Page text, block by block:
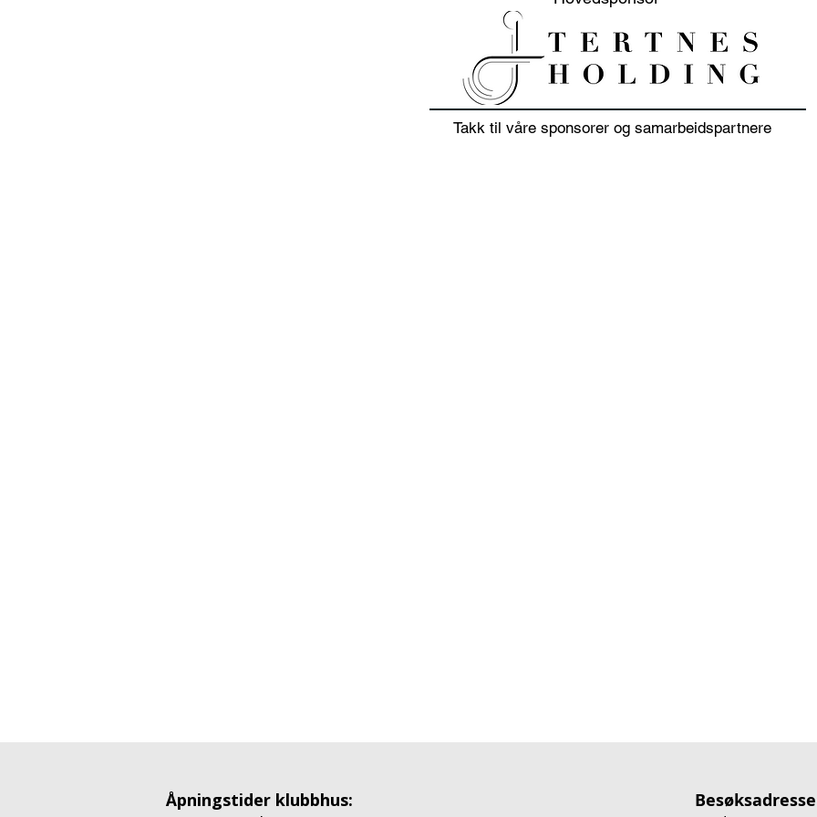
20% sommer salg på klær
Takk til våre sponsorer og samarbeidspartnere
Åpningstider klubbhus: